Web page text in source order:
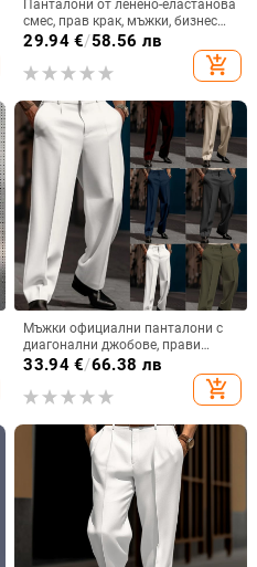
Панталони от ленено-еластанова
смес, прав крак, мъжки, бизнес
формал
29.94€/58.56 лв
add_shopping_cart
Мъжки официални панталони с
диагонални джобове, прави
крачоли, едноцветни карирани,
дишащи, за ежедневието на
открито, за излизане
33.94€/66.38 лв
add_shopping_cart